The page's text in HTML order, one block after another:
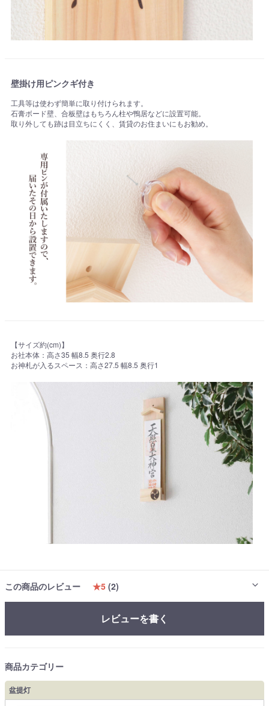
壁掛け用ピンクギ付き
工具等は使わず簡単に取り付けられます。
石膏ボード壁、合板壁はもちろん柱や鴨居などに設置可能。
取り外しても跡は目立ちにくく、賃貸のお住まいにもお勧め。
【サイズ約(cm)】
お社本体：高さ35 幅8.5 奥行2.8
お神札が入るスペース：高さ27.5 幅8.5 奥行1
この商品のレビュー ★5 (2)
レビューを書く
商品カテゴリー
盆提灯